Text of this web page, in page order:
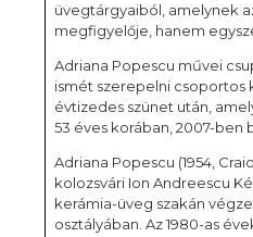
üvegtárgyaiból, amelynek
megfigyelője, hanem
Adriana Popescu művei
ismét szerepelni csoportos
évtizedes szünet után,
53 éves korában, 2007-ben
Adriana Popescu (1954,
kolozsvári Ion Andreescu
kerámia-üveg szakán
osztályában. Az 1980-as